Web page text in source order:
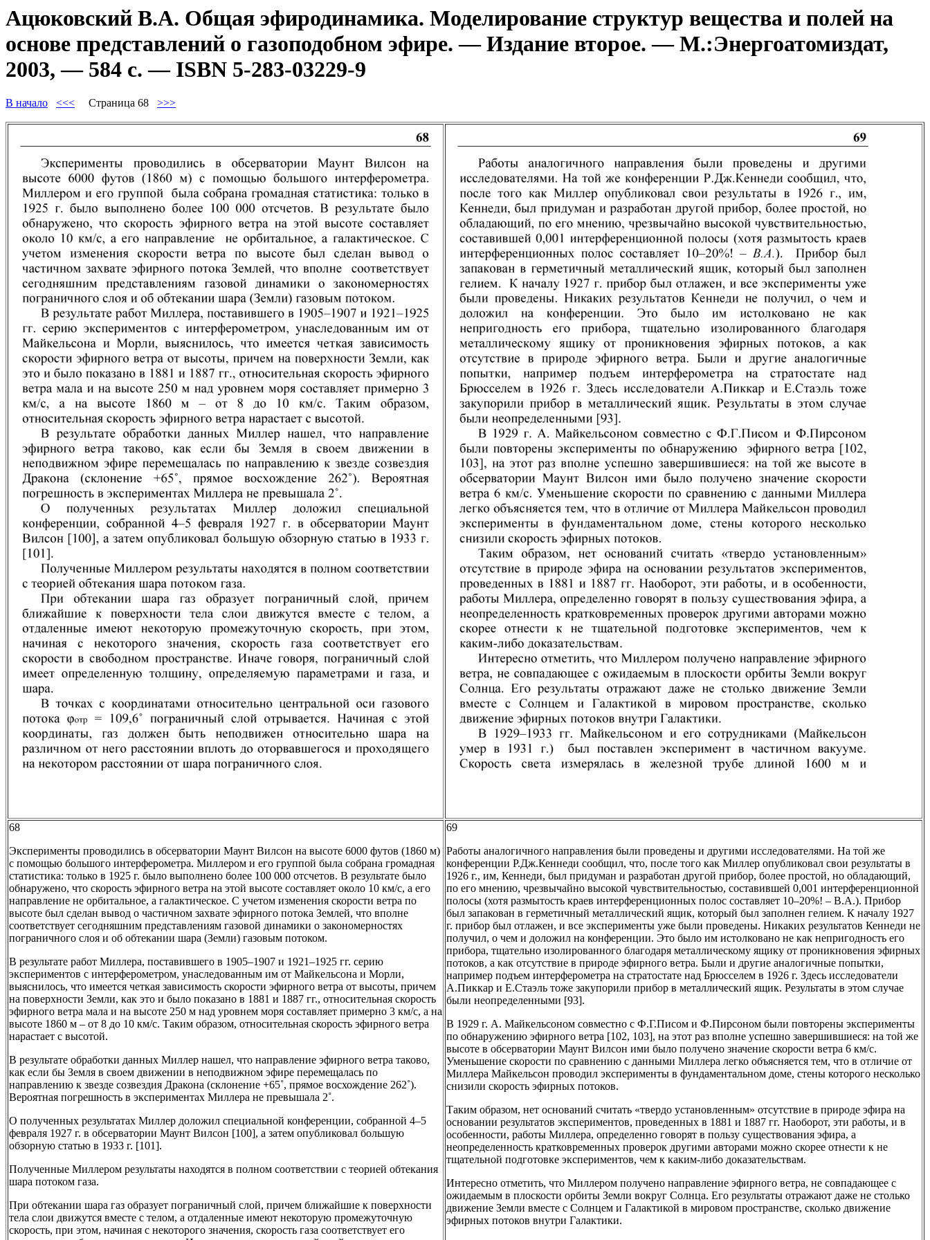
Ацюковский В.А. Общая эфиродинамика. Моделирование структур вещества и полей на
основе представлений о газоподобном эфире. — Издание второе. — М.:Энергоатомиздат,
2003, — 584 с. — ISBN 5-283-03229-9
В начало <<< Страница 68 >>>
68
Эксперименты проводились в обсерватории Маунт Вилсон на высоте 6000 футов (1860 м)
с помощью большого интерферометра. Миллером и его группой была собрана громадная
статистика: только в 1925 г. было выполнено более 100 000 отсчетов. В результате было
обнаружено, что скорость эфирного ветра на этой высоте составляет около 10 км/с, а его
направление не орбитальное, а галактическое. С учетом изменения скорости ветра по
высоте был сделан вывод о частичном захвате эфирного потока Землей, что вполне
соответствует сегодняшним представлениям газовой динамики о закономерностях
пограничного слоя и об обтекании шара (Земли) газовым потоком.
В результате работ Миллера, поставившего в 1905–1907 и 1921–1925 гг. серию
экспериментов с интерферометром, унаследованным им от Майкельсона и Морли,
выяснилось, что имеется четкая зависимость скорости эфирного ветра от высоты, причем
на поверхности Земли, как это и было показано в 1881 и 1887 гг., относительная скорость
эфирного ветра мала и на высоте 250 м над уровнем моря составляет примерно 3 км/с, а на
высоте 1860 м – от 8 до 10 км/с. Таким образом, относительная скорость эфирного ветра
нарастает с высотой.
В результате обработки данных Миллер нашел, что направление эфирного ветра таково,
как если бы Земля в своем движении в неподвижном эфире перемещалась по
направлению к звезде созвездия Дракона (склонение +65˚, прямое восхождение 262˚).
Вероятная погрешность в экспериментах Миллера не превышала 2˚.
О полученных результатах Миллер доложил специальной конференции, собранной 4–5
февраля 1927 г. в обсерватории Маунт Вилсон [100], а затем опубликовал большую
обзорную статью в 1933 г. [101].
Полученные Миллером результаты находятся в полном соответствии с теорией обтекания
шара потоком газа.
При обтекании шара газ образует пограничный слой, причем ближайшие к поверхности
тела слои движутся вместе с телом, а отдаленные имеют некоторую промежуточную
скорость, при этом, начиная с некоторого значения, скорость газа соответствует его
69
Работы аналогичного направления были проведены и другими исследователями. На той же
конференции Р.Дж.Кеннеди сообщил, что, после того как Миллер опубликовал свои результаты в
1926 г., им, Кеннеди, был придуман и разработан другой прибор, более простой, но обладающий,
по его мнению, чрезвычайно высокой чувствительностью, составившей 0,001 интерференционной
полосы (хотя размытость краев интерференционных полос составляет 10–20%! – В.А.). Прибор
был запакован в герметичный металлический ящик, который был заполнен гелием. К началу 1927
г. прибор был отлажен, и все эксперименты уже были проведены. Никаких результатов Кеннеди не
получил, о чем и доложил на конференции. Это было им истолковано не как непригодность его
прибора, тщательно изолированного благодаря металлическому ящику от проникновения эфирных
потоков, а как отсутствие в природе эфирного ветра. Были и другие аналогичные попытки,
например подъем интерферометра на стратостате над Брюсселем в 1926 г. Здесь исследователи
А.Пиккар и Е.Стаэль тоже закупорили прибор в металлический ящик. Результаты в этом случае
были неопределенными [93].
В 1929 г. А. Майкельсоном совместно с Ф.Г.Писом и Ф.Пирсоном были повторены эксперименты
по обнаружению эфирного ветра [102, 103], на этот раз вполне успешно завершившиеся: на той же
высоте в обсерватории Маунт Вилсон ими было получено значение скорости ветра 6 км/с.
Уменьшение скорости по сравнению с данными Миллера легко объясняется тем, что в отличие от
Миллера Майкельсон проводил эксперименты в фундаментальном доме, стены которого несколько
снизили скорость эфирных потоков.
Таким образом, нет оснований считать «твердо установленным» отсутствие в природе эфира на
основании результатов экспериментов, проведенных в 1881 и 1887 гг. Наоборот, эти работы, и в
особенности, работы Миллера, определенно говорят в пользу существования эфира, а
неопределенность кратковременных проверок другими авторами можно скорее отнести к не
тщательной подготовке экспериментов, чем к каким-либо доказательствам.
Интересно отметить, что Миллером получено направление эфирного ветра, не совпадающее с
ожидаемым в плоскости орбиты Земли вокруг Солнца. Его результаты отражают даже не столько
движение Земли вместе с Солнцем и Галактикой в мировом пространстве, сколько движение
эфирных потоков внутри Галактики.